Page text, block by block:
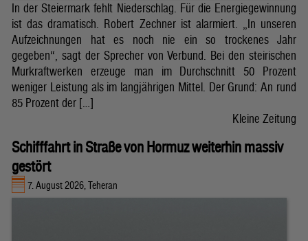
In der Steiermark fehlt Niederschlag. Für die Energiegewinnung
ist das dramatisch. Robert Zechner ist alarmiert. „In unseren
Aufzeichnungen hat es noch nie ein so trockenes Jahr
gegeben“, sagt der Sprecher von Verbund. Bei den steirischen
Murkraftwerken erzeuge man im Durchschnitt 50 Prozent
weniger Leistung als im langjährigen Mittel. Der Grund: An rund
85 Prozent der […]
Kleine Zeitung
Schifffahrt in Straße von Hormuz weiterhin massiv
gestört
7. August 2026, Teheran